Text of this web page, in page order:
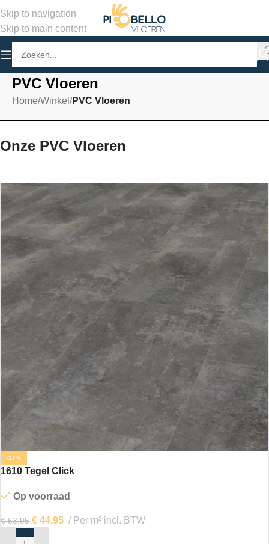
Skip to navigation
Skip to main content
PVC Vloeren
Home/Winkel /PVC Vloeren
Onze PVC Vloeren
-17%
1610 Tegel Click
Op voorraad
€53,95 € 44,95 Per m² incl. BTW